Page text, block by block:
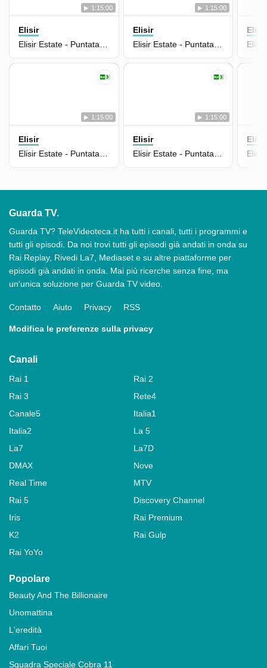
1:15:00
Elisir
Elisir Estate - Puntata Del 22/07/2026
1:15:00
Elisir
Elisir Estate - Puntata Del 21/07/2026
1:15:00
Elisir
1:15:00
Elisir
Elisir
Elisir
Guarda TV.
Guarda TV? TeleVideoteca.it ha tutti i canali, tutti i programmi e
tutti gli episodi. Da noi trovi tutti gli episodi già andati in onda su
Rai Replay, Rivedi La7, Mediaset e su altre piattaforme per
episodi già andati in onda. Mai più ricerche senza fine, ma
un'unica soluzione per Guarda TV video.
Contatto Aiuto Privacy RSS
Modifica le preferenze sulla privacy
Canali
Rai 1
Rai 2
Rai 3
Rete4
Canale5
Italia1
Italia2
La 5
La7
La7D
DMAX
Nove
Real Time
MTV
Rai 5
Discovery Channel
Iris
Rai Premium
K2
Rai Gulp
Rai YoYo
Popolare
Beauty And The Billionaire
Unomattina
L'eredità
Affari Tuoi
Squadra Speciale Cobra 11